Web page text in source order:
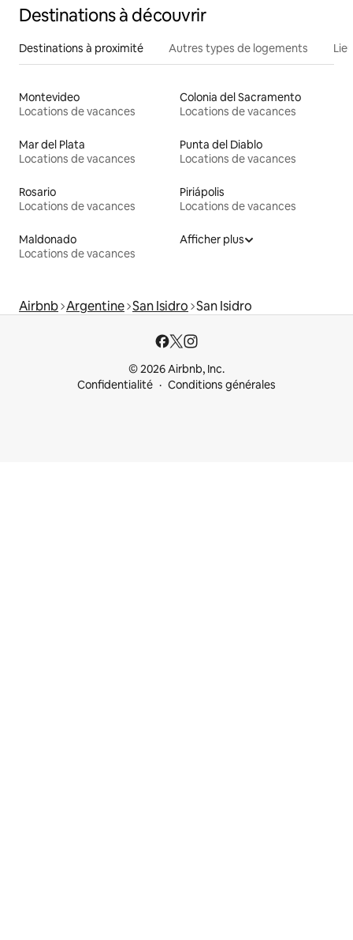
Destinations à découvrir
Destinations à proximité Autres types de logements
Montevideo
Locations de vacances
Colonia del Sacramento
Locations de vacances
Mar del Plata
Locations de vacances
Punta del Diablo
Locations de vacances
Rosario
Locations de vacances
Piriápolis
Locations de vacances
Maldonado
Locations de vacances
Afficher plus
Airbnb Argentine San Isidro San Isidro
© 2026 Airbnb, Inc.
Confidentialité
Conditions générales